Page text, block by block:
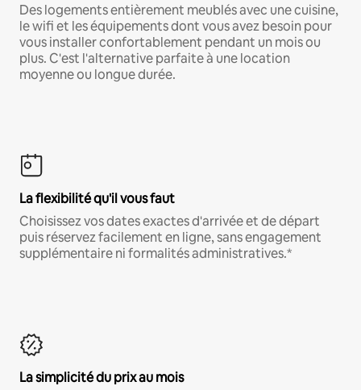
Des logements entièrement meublés avec une cuisine,
le wifi et les équipements dont vous avez besoin pour
vous installer confortablement pendant un mois ou
plus. C'est l'alternative parfaite à une location
moyenne ou longue durée.
La flexibilité qu'il vous faut
Choisissez vos dates exactes d'arrivée et de départ
puis réservez facilement en ligne, sans engagement
supplémentaire ni formalités administratives.*
La simplicité du prix au mois